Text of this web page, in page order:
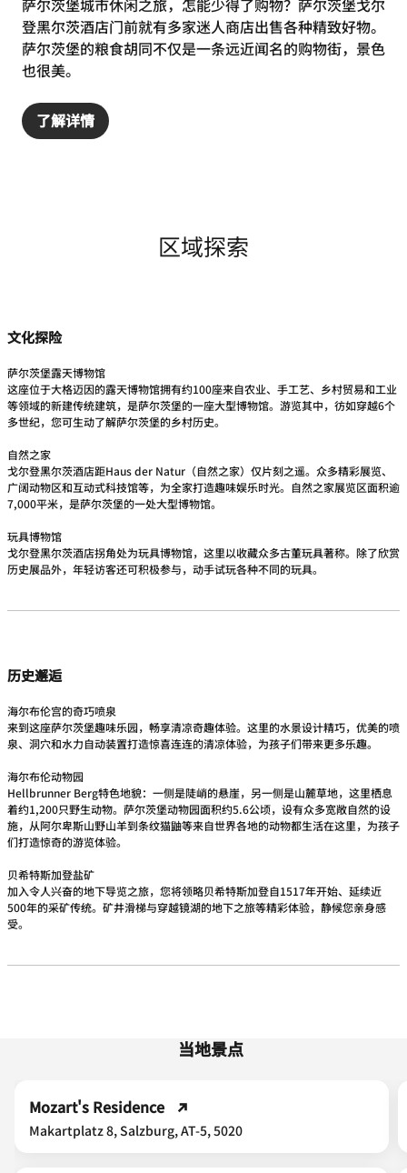
登黑尔茨酒店门前就有多家迷人商店出售各种精致好物。
萨尔茨堡的粮食胡同不仅是一条远近闻名的购物街，景色
也很美。
了解详情
区域探索
文化探险
萨尔茨堡露天博物馆
这座位于大格迈因的露天博物馆拥有约100座来自农业、手工艺、乡村贸易和工业
等领域的新建传统建筑，是萨尔茨堡的一座大型博物馆。游览其中，彷如穿越6个
多世纪，您可生动了解萨尔茨堡的乡村历史。
自然之家
戈尔登黑尔茨酒店距Haus der Natur（自然之家）仅片刻之遥。众多精彩展览、
广阔动物区和互动式科技馆等，为全家打造趣味娱乐时光。自然之家展览区面积逾
7,000平米，是萨尔茨堡的一处大型博物馆。
玩具博物馆
戈尔登黑尔茨酒店拐角处为玩具博物馆，这里以收藏众多古董玩具著称。除了欣赏
历史展品外，年轻访客还可积极参与，动手试玩各种不同的玩具。
历史邂逅
海尔布伦宫的奇巧喷泉
来到这座萨尔茨堡趣味乐园，畅享清凉奇趣体验。这里的水景设计精巧，优美的喷
泉、洞穴和水力自动装置打造惊喜连连的清凉体验，为孩子们带来更多乐趣。
海尔布伦动物园
Hellbrunner Berg特色地貌：一侧是陡峭的悬崖，另一侧是山麓草地，这里栖息
着约1,200只野生动物。萨尔茨堡动物园面积约5.6公顷，设有众多宽敞自然的设
施，从阿尔卑斯山野山羊到条纹猫鼬等来自世界各地的动物都生活在这里，为孩子
们打造惊奇的游览体验。
贝希特斯加登盐矿
加入令人兴奋的地下导览之旅，您将领略贝希特斯加登自1517年开始、延续近
500年的采矿传统。矿井滑梯与穿越镜湖的地下之旅等精彩体验，静候您亲身感
受。
当地景点
Mozart's Residence
Makartplatz 8, Salzburg, AT-5, 5020